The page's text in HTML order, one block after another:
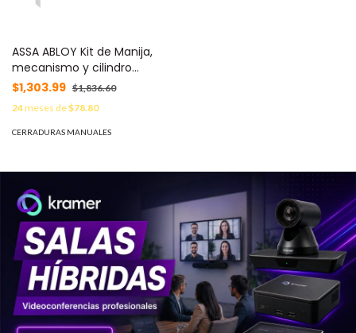
ASSA ABLOY Kit de Manija,
mecanismo y cilindro
mecanismo de Alta
Seguridad 82473
$1,303.99 $1,836.60
24meses de$78.80
CERRADURAS MANUALES